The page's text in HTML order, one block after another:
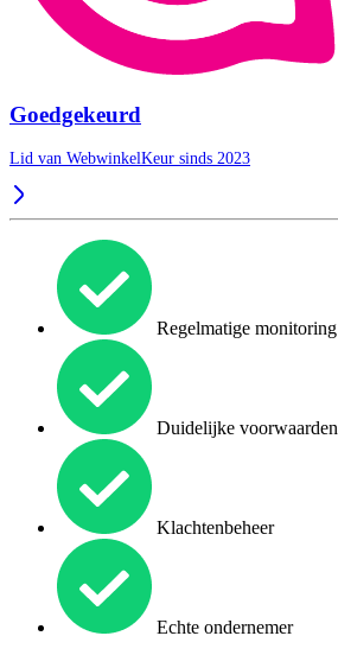
Goedgekeurd
Lid van WebwinkelKeur sinds 2023
Regelmatige monitoring
Duidelijke voorwaarden
Klachtenbeheer
Echte ondernemer